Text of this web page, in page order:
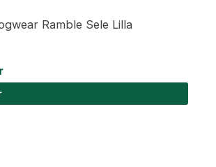
Ramble Sele Lilla
Prisområde:
599 kr
til
749 kr